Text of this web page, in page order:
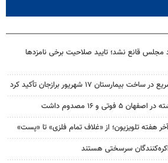
قانع نشد؛ تایید صلاحیت برخی نامزدها
۱۷ شهریور برازجان تأکید کرد
و ۱۶ مصدوم داشت
هفته تلویزیون؛ از «غلاف تمام فلزی» تا «پست»
سرسختی هستند